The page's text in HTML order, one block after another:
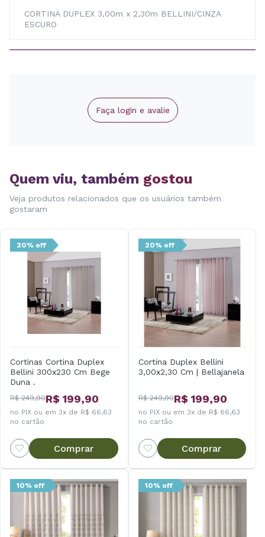
CORTINA DUPLEX 3,00m x 2,30m BELLINI/CINZA
ESCURO
Faça login e avalie
Quem viu, também gostou
Veja produtos relacionados que os usuários também
gostaram
20% off
Cortinas Cortina Duplex
Bellini 300x230 Cm Bege
Duna .
R$ 249,90R$ 199,90
no PIX ou em 3x de R$ 66,63
no cartão
Comprar
20% off
Cortina Duplex Bellini
3,00x2,30 Cm | Bellajanela
R$ 249,90R$ 199,90
no PIX ou em 3x de R$ 66,63
no cartão
Comprar
10% off 10% off